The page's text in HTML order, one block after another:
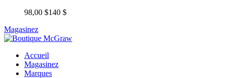
98,00 $140 $
Magasinez
Accueil
Magasinez
Marques